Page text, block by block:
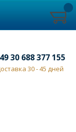
30 688 377 155
30 - 45 дней